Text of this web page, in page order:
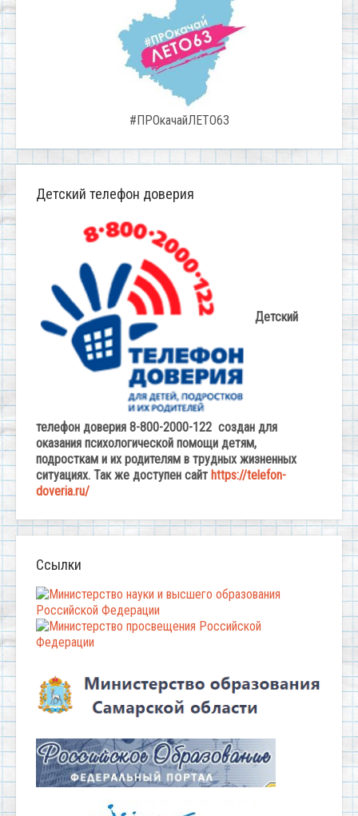
#ПРОкачайЛЕТО63
Детский телефон доверия
Детский
телефон доверия 8-800-2000-122 создан для
оказания психологической помощи детям,
подросткам и их родителям в трудных жизненных
ситуациях. Так же доступен сайт https://telefon-
doveria.ru/
Ссылки